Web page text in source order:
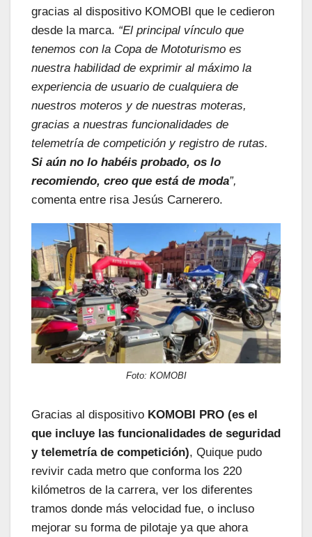
gracias al dispositivo KOMOBI que le cedieron
desde la marca. “El principal vínculo que
tenemos con la Copa de Mototurismo es
nuestra habilidad de exprimir al máximo la
experiencia de usuario de cualquiera de
nuestros moteros y de nuestras moteras,
gracias a nuestras funcionalidades de
telemetría de competición y registro de rutas.
Si aún no lo habéis probado, os lo
recomiendo, creo que está de moda”,
comenta entre risa Jesús Carnerero.
Foto: KOMOBI
Gracias al dispositivo KOMOBI PRO (es el
que incluye las funcionalidades de seguridad
y telemetría de competición), Quique pudo
revivir cada metro que conforma los 220
kilómetros de la carrera, ver los diferentes
tramos donde más velocidad fue, o incluso
mejorar su forma de pilotaje ya que ahora